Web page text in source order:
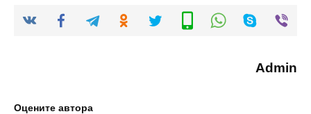
Admin
Оцените автора